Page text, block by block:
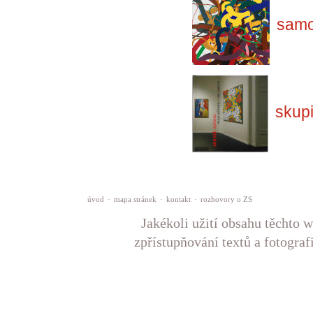
úvod · mapa stránek · kontakt · rozhovory o ZS
Jakékoli užití obsahu těchto
zpřístupňování textů a